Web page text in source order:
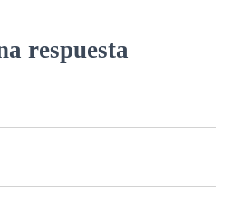
respuesta